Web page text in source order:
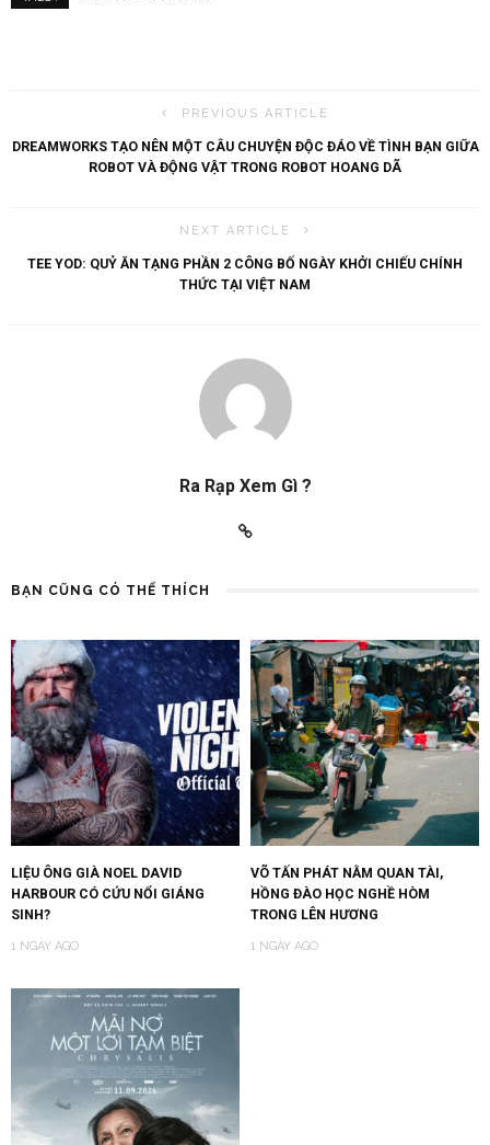
PREVIOUS ARTICLE
DREAMWORKS TẠO NÊN MỘT CÂU CHUYỆN ĐỘC ĐÁO VỀ TÌNH BẠN GIỮA
ROBOT VÀ ĐỘNG VẬT TRONG ROBOT HOANG DÃ
NEXT ARTICLE
TEE YOD: QUỶ ĂN TẠNG PHẦN 2 CÔNG BỐ NGÀY KHỞI CHIẾU CHÍNH
THỨC TẠI VIỆT NAM
Ra Rạp Xem Gì ?
BẠN CŨNG CÓ THỂ THÍCH
LIỆU ÔNG GIÀ NOEL DAVID
HARBOUR CÓ CỨU NỔI GIÁNG
SINH?
1 NGÀY AGO
VÕ TẤN PHÁT NẰM QUAN TÀI,
HỒNG ĐÀO HỌC NGHỀ HÒM
TRONG LÊN HƯƠNG
1 NGÀY AGO